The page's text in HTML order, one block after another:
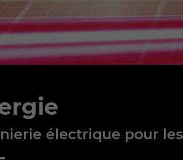
électrique pour